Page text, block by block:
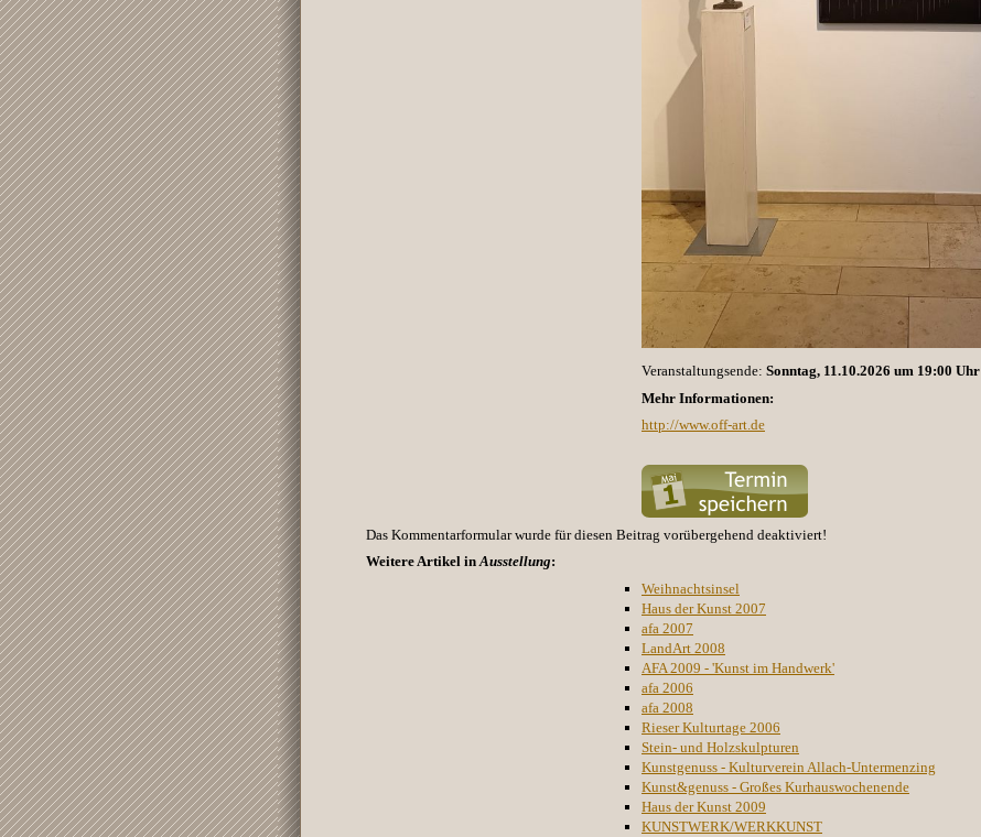
Veranstaltungsende: Sonntag, 11.10.2026 um 19:00 Uhr
Mehr Informationen:
http://www.off-art.de
Das Kommentarformular wurde für diesen Beitrag vorübergehend deaktiviert!
Weitere Artikel inAusstellung:
Weihnachtsinsel
Haus der Kunst 2007
afa 2007
LandArt 2008
AFA 2009 - 'Kunst im Handwerk'
afa 2006
afa 2008
Rieser Kulturtage 2006
Stein- und Holzskulpturen
Kunstgenuss - Kulturverein Allach-Untermenzing
Kunst&genuss - Großes Kurhauswochenende
Haus der Kunst 2009
KUNSTWERK/WERKKUNST